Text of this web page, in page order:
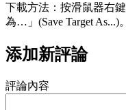
下載方法：按滑鼠器右
為…」(Save Target As...)。
添加新評論
評論內容